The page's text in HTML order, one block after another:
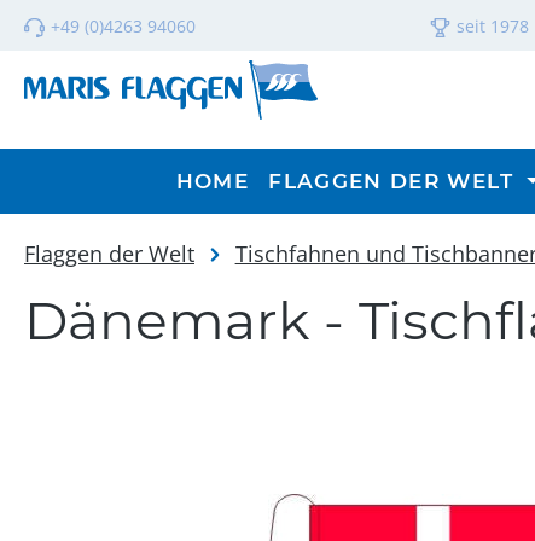
Hauptinhalt springen
Zur Suche springen
Zur Hauptnavigation springen
+49 (0)4263 94060 seit 1978
HOME FLAGGEN DER WELT
Flaggen der Welt Tischfahnen und
Dänemark -